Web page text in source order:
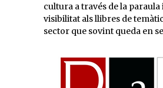
cultura a través de la
visibilitat als llibres de
sector que sovint queda en